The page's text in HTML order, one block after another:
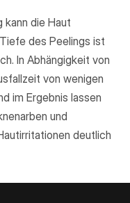
kann die Haut
des Peelings ist
In Abhängigkeit von
von wenigen
im Ergebnis lassen
und
deutlich